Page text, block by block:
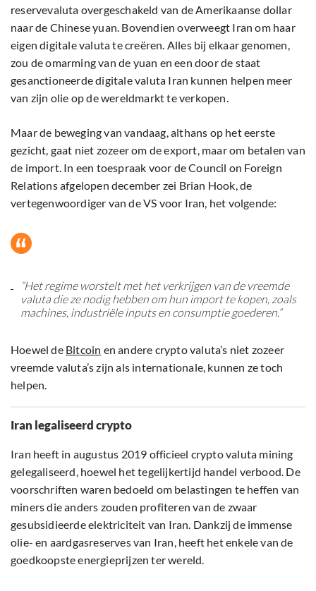
reservevaluta overgeschakeld van de Amerikaanse dollar
naar de Chinese yuan. Bovendien overweegt Iran om haar
eigen digitale valuta te creëren. Alles bij elkaar genomen,
zou de omarming van de yuan en een door de staat
gesanctioneerde digitale valuta Iran kunnen helpen meer
van zijn olie op de wereldmarkt te verkopen.
Maar de beweging van vandaag, althans op het eerste
gezicht, gaat niet zozeer om de export, maar om betalen van
de import. In een toespraak voor de Council on Foreign
Relations afgelopen december zei Brian Hook, de
vertegenwoordiger van de VS voor Iran, het volgende:
“Het regime worstelt met het verkrijgen van de vreemde
valuta die ze nodig hebben om hun import te kopen, zoals
machines, industriële inputs en consumptie goederen.”
Hoewel de Bitcoin en andere crypto valuta’s niet zozeer
vreemde valuta’s zijn als internationale, kunnen ze toch
helpen.
Iran legaliseerd crypto
Iran heeft in augustus 2019 officieel crypto valuta mining
gelegaliseerd, hoewel het tegelijkertijd handel verbood. De
voorschriften waren bedoeld om belastingen te heffen van
miners die anders zouden profiteren van de zwaar
gesubsidieerde elektriciteit van Iran. Dankzij de immense
olie- en aardgasreserves van Iran, heeft het enkele van de
goedkoopste energieprijzen ter wereld.